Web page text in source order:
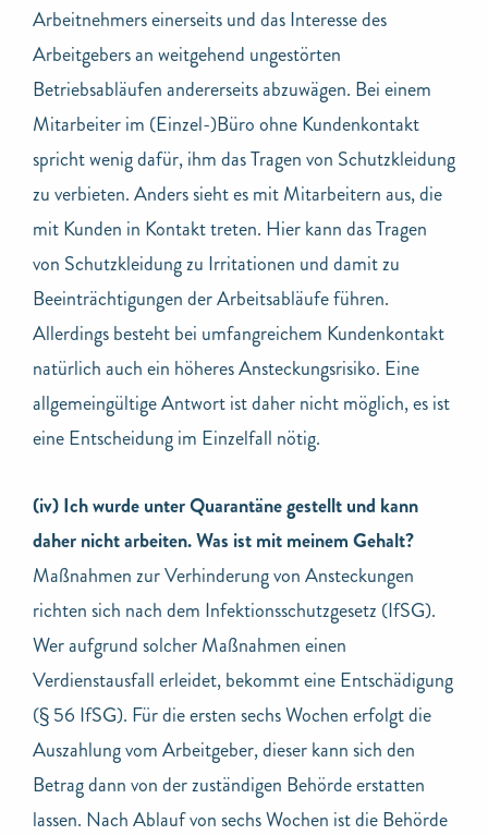
Arbeitnehmers einerseits und das Interesse des
Arbeitgebers an weitgehend ungestörten
Betriebsabläufen andererseits abzuwägen. Bei einem
Mitarbeiter im (Einzel-)Büro ohne Kundenkontakt
spricht wenig dafür, ihm das Tragen von Schutzkleidung
zu verbieten. Anders sieht es mit Mitarbeitern aus, die
mit Kunden in Kontakt treten. Hier kann das Tragen
von Schutzkleidung zu Irritationen und damit zu
Beeinträchtigungen der Arbeitsabläufe führen.
Allerdings besteht bei umfangreichem Kundenkontakt
natürlich auch ein höheres Ansteckungsrisiko. Eine
allgemeingültige Antwort ist daher nicht möglich, es ist
eine Entscheidung im Einzelfall nötig.
(iv) Ich wurde unter Quarantäne gestellt und kann
daher nicht arbeiten. Was ist mit meinem Gehalt?
Maßnahmen zur Verhinderung von Ansteckungen
richten sich nach dem Infektionsschutzgesetz (IfSG).
Wer aufgrund solcher Maßnahmen einen
Verdienstausfall erleidet, bekommt eine Entschädigung
(§ 56 IfSG). Für die ersten sechs Wochen erfolgt die
Auszahlung vom Arbeitgeber, dieser kann sich den
Betrag dann von der zuständigen Behörde erstatten
lassen. Nach Ablauf von sechs Wochen ist die Behörde